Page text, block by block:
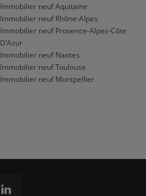
Immobilier neuf Aquitaine
Immobilier neuf Rhône-Alpes
Immobilier neuf Provence-Alpes-Côte
D'Azur
Immobilier neuf Nantes
Immobilier neuf Toulouse
Immobilier neuf Montpellier